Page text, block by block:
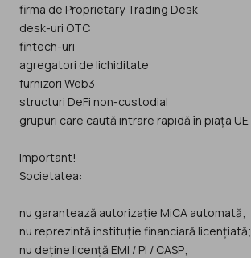
firma de Proprietary Trading Desk
desk-uri OTC
fintech-uri
agregatori de lichiditate
furnizori Web3
structuri DeFi non-custodial
grupuri care caută intrare rapidă în piața UE
Important!
Societatea:
nu garantează autorizație MiCA automată;
nu reprezintă instituție financiară licențiată;
nu deține licență EMI / PI / CASP;